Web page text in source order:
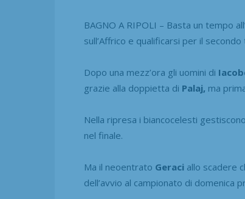
BAGNO A RIPOLI – Basta un tempo
sull’Affrico e qualificarsi per il
Dopo una mezz’ora gli uomini di
grazie alla doppietta di Palaj, ma
Nella ripresa i biancocelesti
nel finale.
Ma il neoentrato Geraci allo scadere
dell’avvio al campionato di domenica